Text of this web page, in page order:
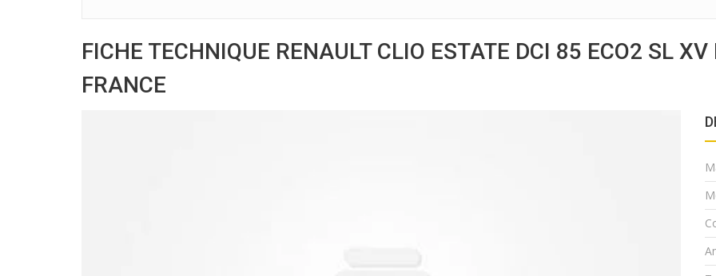
FICHE TECHNIQUE RENAULT CLIO ESTATE DCI 85 ECO2 SL XV
FRANCE